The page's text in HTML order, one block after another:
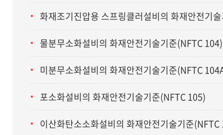
화재조기진압용 스프링클러설비의 화재안전기
물분무소화설비의 화재안전기술기준(NFTC 104)
미분무소화설비의 화재안전기술기준(NFTC
포소화설비의 화재안전기술기준(NFTC 105)
이산화탄소소화설비의 화재안전기술기준(NFTC